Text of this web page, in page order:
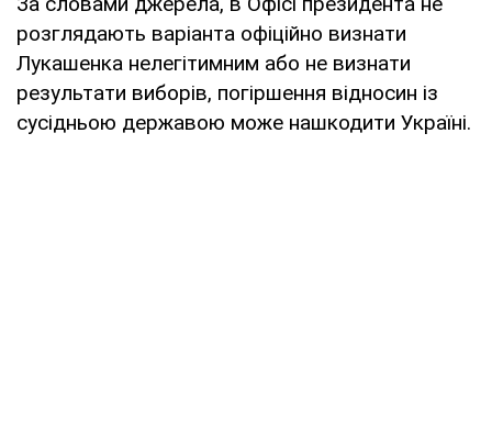
розглядають варіанта офіційно визнати
Лукашенка нелегітимним або не визнати
результати виборів, погіршення відносин із
сусідньою державою може нашкодити Україні.